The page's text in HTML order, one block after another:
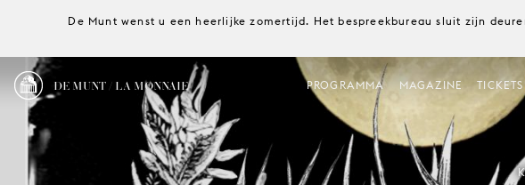
De Munt wenst u een heerlijke zomertijd. Het bespreekbureau sluit zijn
DE MUNT / LA MONNAIE PROGRAMMA MAGAZINE